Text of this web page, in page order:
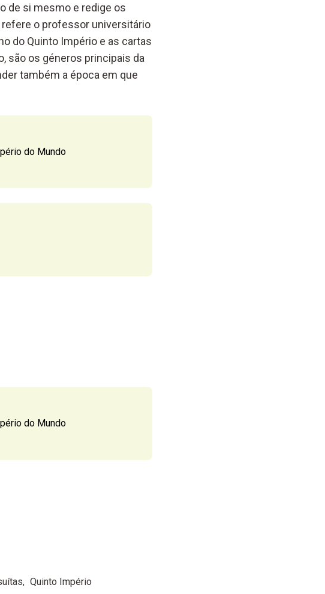
de si mesmo e redige os
refere o professor universitário
do Quinto Império e as cartas
são os géneros principais da
também a época em que
do Mundo
do Mundo
Quinto Império